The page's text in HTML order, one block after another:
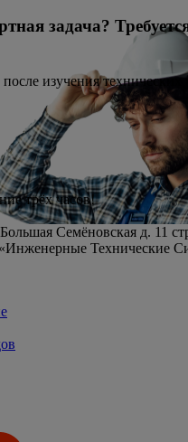
задача?
изучения технических
трёх часов!
Семёновская д. 11
Технические